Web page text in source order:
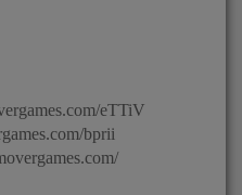
eTTiV
bprii